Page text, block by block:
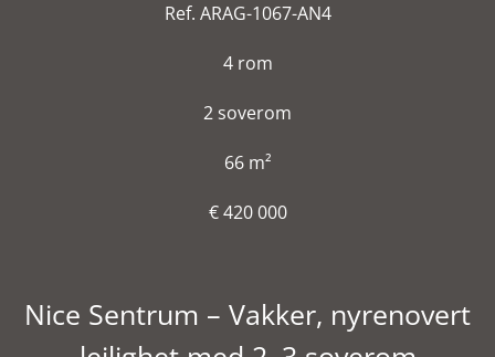
Ref. ARAG-1067-AN4
4 rom
2 soverom
66 m²
€ 420 000
Nice Sentrum – Vakker, nyrenovert